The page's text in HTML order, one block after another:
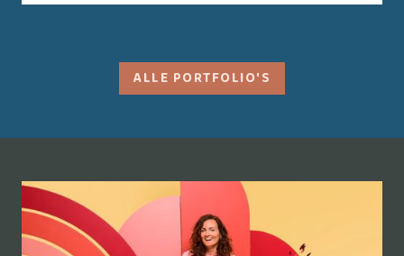
ALLE PORTFOLIO'S